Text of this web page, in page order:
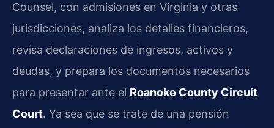
Counsel, con admisiones en Virginia y otras
jurisdicciones, analiza los detalles financieros,
revisa declaraciones de ingresos, activos y
deudas, y prepara los documentos necesarios
para presentar ante el Roanoke County Circuit
Court. Ya sea que se trate de una pensión